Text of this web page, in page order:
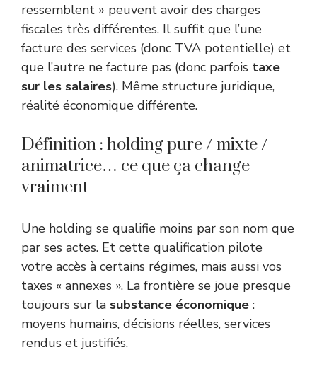
ressemblent » peuvent avoir des charges
fiscales très différentes. Il suffit que l’une
facture des services (donc TVA potentielle) et
que l’autre ne facture pas (donc parfois taxe
sur les salaires). Même structure juridique,
réalité économique différente.
Définition : holding pure / mixte /
animatrice… ce que ça change
vraiment
Une holding se qualifie moins par son nom que
par ses actes. Et cette qualification pilote
votre accès à certains régimes, mais aussi vos
taxes « annexes ». La frontière se joue presque
toujours sur la substance économique :
moyens humains, décisions réelles, services
rendus et justifiés.